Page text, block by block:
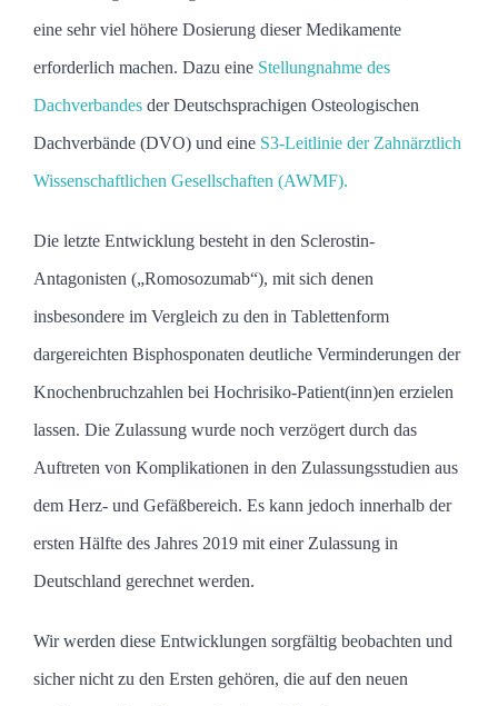
eine sehr viel höhere Dosierung dieser Medikamente
erforderlich machen. Dazu eine Stellungnahme des
Dachverbandes der Deutschsprachigen Osteologischen
Dachverbände (DVO) und eine S3-Leitlinie der Zahnärztlich
Wissenschaftlichen Gesellschaften (AWMF).
Die letzte Entwicklung besteht in den Sclerostin-
Antagonisten („Romosozumab“), mit sich denen
insbesondere im Vergleich zu den in Tablettenform
dargereichten Bisphosponaten deutliche Verminderungen der
Knochenbruchzahlen bei Hochrisiko-Patient(inn)en erzielen
lassen. Die Zulassung wurde noch verzögert durch das
Auftreten von Komplikationen in den Zulassungsstudien aus
dem Herz- und Gefäßbereich. Es kann jedoch innerhalb der
ersten Hälfte des Jahres 2019 mit einer Zulassung in
Deutschland gerechnet werden.
Wir werden diese Entwicklungen sorgfältig beobachten und
sicher nicht zu den Ersten gehören, die auf den neuen